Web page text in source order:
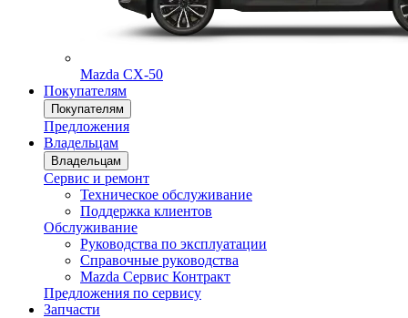
Mazda CX-50
Покупателям
Покупателям
Предложения
Владельцам
Владельцам
Сервис и ремонт
Техническое обслуживание
Поддержка клиентов
Обслуживание
Руководства по эксплуатации
Cправочные руководства
Mazda Сервис Контракт
Предложения по сервису
Запчасти